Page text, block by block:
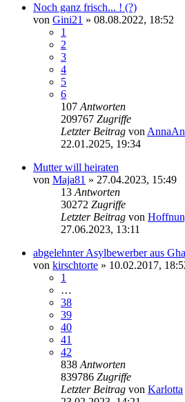
Noch ganz frisch... ! (?)
von Gini21 » 08.08.2022, 18:52
1
2
3
4
5
6
107 Antworten
209767 Zugriffe
Letzter Beitrag von AnnaAn
22.01.2025, 19:34
Mutter will heiraten
von Maja81 » 27.04.2023, 15:49
13 Antworten
30272 Zugriffe
Letzter Beitrag von
27.06.2023, 13:11
abgelehnter Asylbewerber aus
von kirschtorte » 10.02.2017,
1
…
38
39
40
41
42
838 Antworten
839786 Zugriffe
Letzter Beitrag von Karlotta